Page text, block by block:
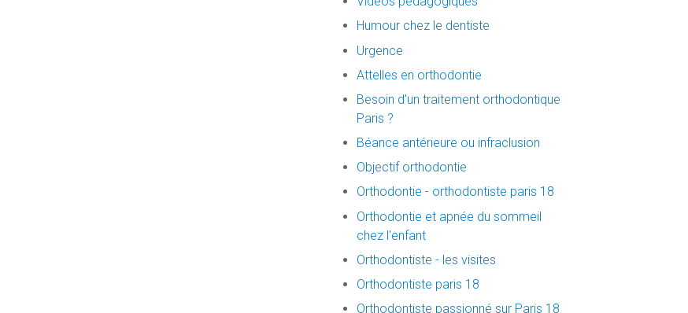
Humour chez le dentiste
Urgence
Attelles en orthodontie
Besoin d'un traitement orthodontique
Paris ?
Béance antérieure ou infraclusion
Objectif orthodontie
Orthodontie - orthodontiste paris 18
Orthodontie et apnée du sommeil
chez l'enfant
Orthodontiste - les visites
Orthodontiste paris 18
Orthodontiste passionné sur Paris 18